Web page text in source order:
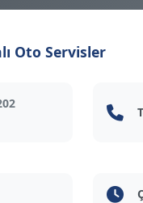
Oto Servisler